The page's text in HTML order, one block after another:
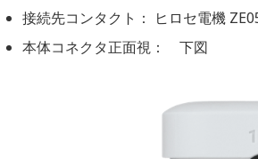
接続先コンタクト： ヒロセ電機
本体コネクタ正面視： 下図